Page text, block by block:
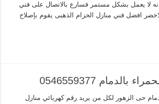
لا يعمل بشكل مستمر فسارع بالاتصال على فني
افضل فني منازل الحزام الذهبى يقوم بإصلاح
0546559377
حى الزهور لكل من يريد رقم كهربائي منازل